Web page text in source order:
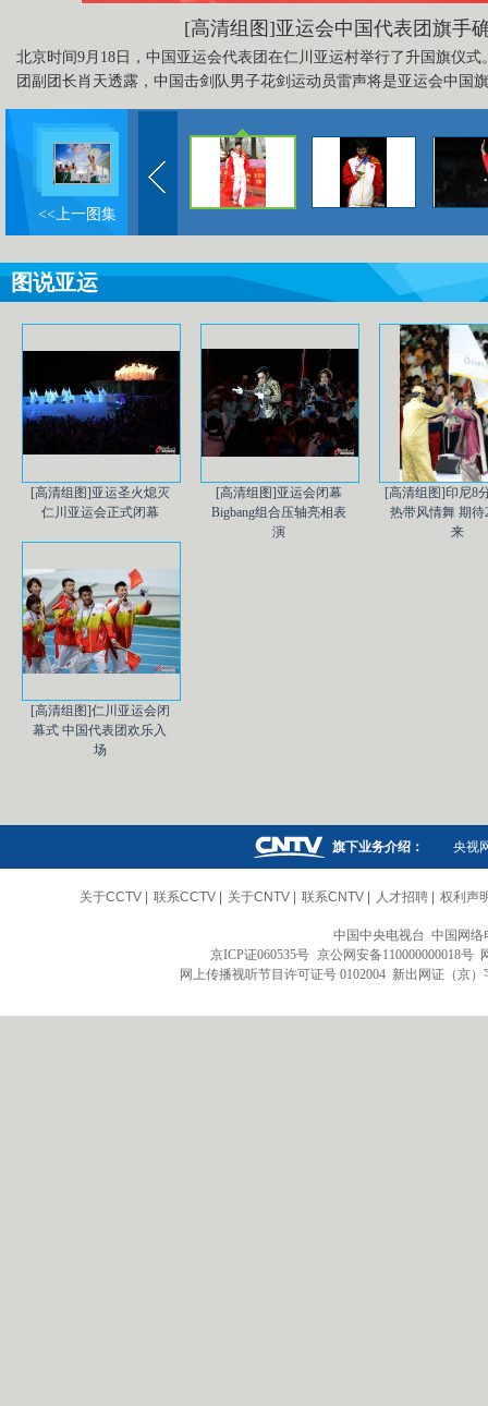
[高清组图]亚运会中国代表团旗手
北京时间9月18日，中国亚运会代表团在仁川亚运村举行了升国旗仪
团副团长肖天透露，中国击剑队男子花剑运动员雷声将是亚运会中国
<<上一图集
图说亚运
[高清组图]亚运圣火熄灭
仁川亚运会正式闭幕
[高清组图]亚运会闭幕
Bigbang组合压轴亮相表
演
[高清组图]印尼8
热带风情舞 期待
来
[高清组图]仁川亚运会闭
幕式 中国代表团欢乐入
场
旗下业务介绍： 央视
关于CCTV | 联系CCTV | 关于CNTV | 联系CNTV | 人才招聘 | 权利声
中国中央电视台 中国网
京ICP证060535号 京公网安备110000000018号
网上传播视听节目许可证号 0102004 新出网证（京